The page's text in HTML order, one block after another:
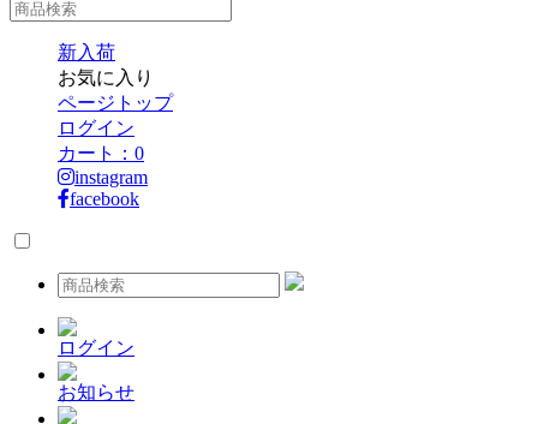
新入荷
お気に入り
ページトップ
ログイン
カート： 0
instagram
facebook
ログイン
お知らせ